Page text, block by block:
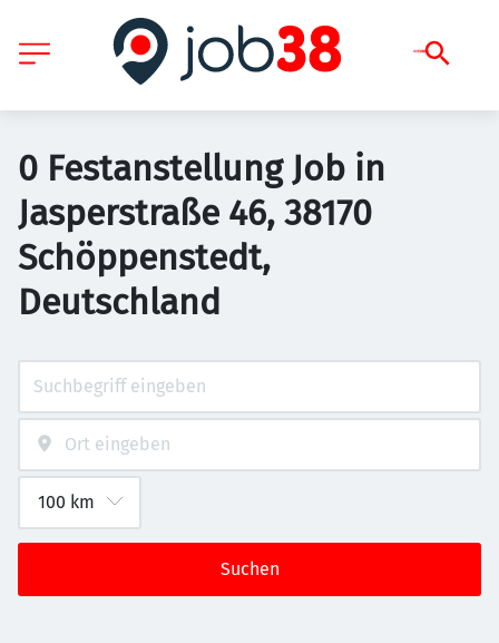
0 Festanstellung Job in
Jasperstraße 46, 38170
Schöppenstedt,
Deutschland
Suchen